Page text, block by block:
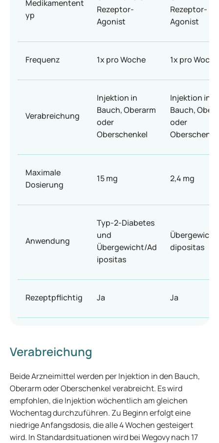
Medikamentent
yp
Rezeptor-
Agonist
Rezeptor-
Agonist
Frequenz 1x pro Woche 1x pro Woche
Verabreichung
Injektion in
Bauch, Oberarm
oder
Oberschenkel
Injektion in
Bauch,
oder
Maximale
Dosierung
15 mg 2,4 mg
Anwendung
Typ-2-Diabetes
und
Übergewicht/Ad
ipositas
dipositas
Rezeptpflichtig Ja Ja
Verabreichung
Beide Arzneimittel werden per Injektion in den Bauch,
Oberarm oder Oberschenkel verabreicht. Es wird
empfohlen, die Injektion wöchentlich am gleichen
Wochentag durchzuführen. Zu Beginn erfolgt eine
niedrige Anfangsdosis, die alle 4 Wochen gesteigert
wird. In Standardsituationen wird bei Wegovy nach 17